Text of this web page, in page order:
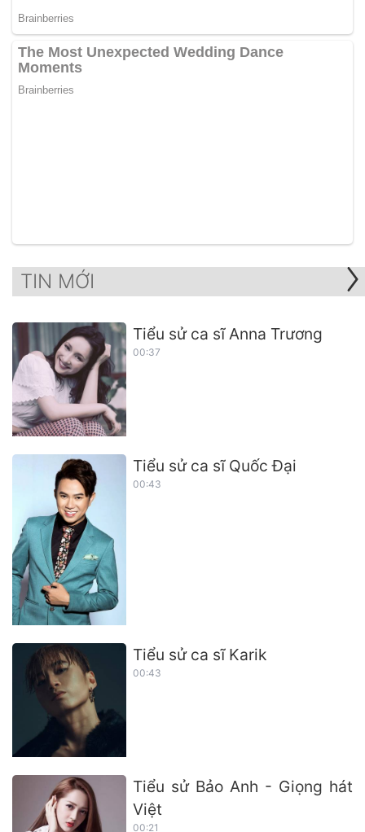
TIN MỚI
Tiểu sử ca sĩ Anna Trương
00:37
Tiểu sử ca sĩ Quốc Đại
00:43
Tiểu sử ca sĩ Karik
00:43
Tiểu sử Bảo Anh - Giọng hát
Việt
00:21